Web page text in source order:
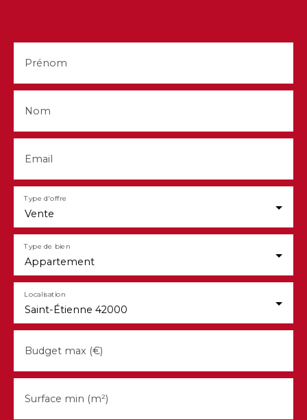
Prénom
Nom
Email
Vente
Type d'offre
Appartement
Type de bien
Saint-Étienne 42000
Localisation
Budget max (€)
Surface min (m²)